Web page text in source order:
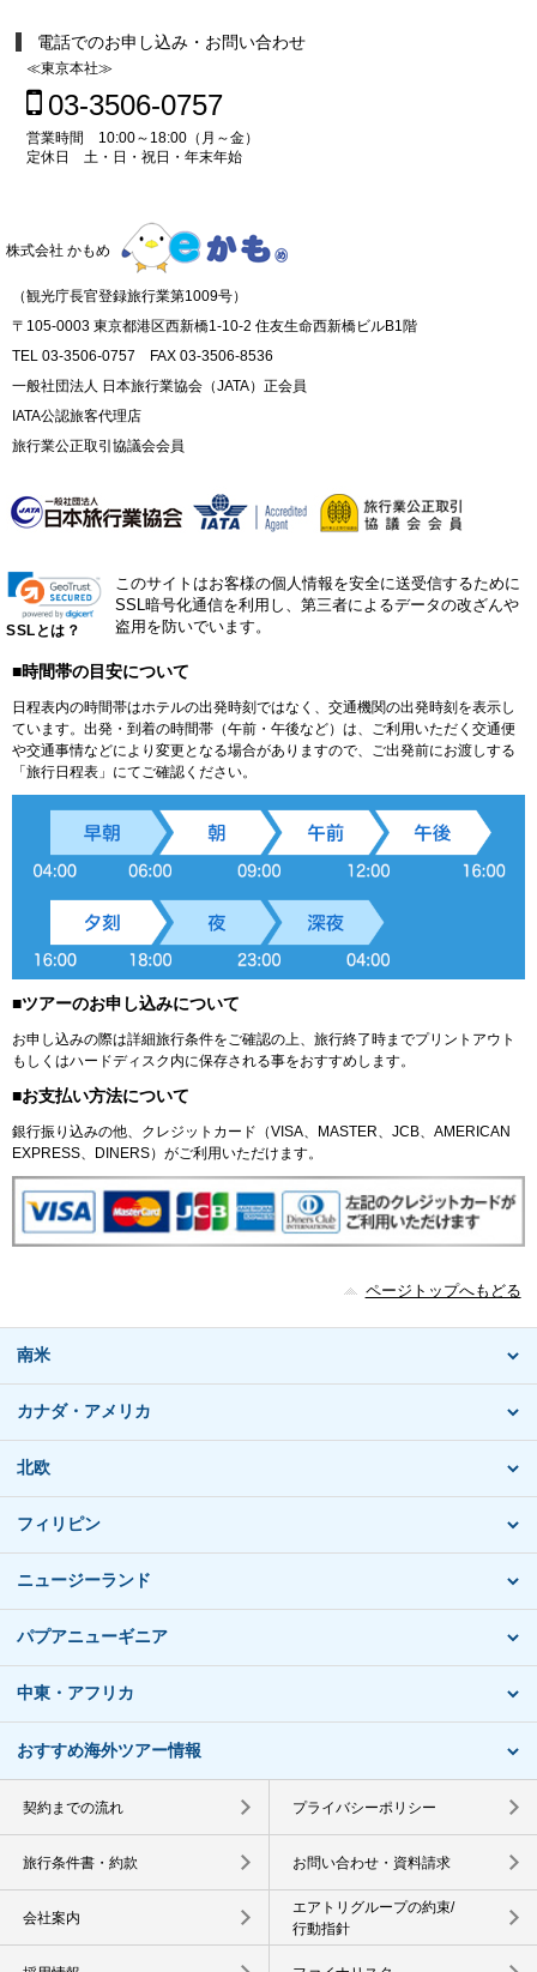
電話でのお申し込み・お問い合わせ
≪東京本社≫
03-3506-0757
営業時間 10:00～18:00（月～金）
定休日 土・日・祝日・年末年始
株式会社 かもめ
（観光庁長官登録旅行業第1009号）
〒105-0003 東京都港区西新橋1-10-2 住友生命西新橋ビルB1階
TEL 03-3506-0757 FAX 03-3506-8536
一般社団法人 日本旅行業協会（JATA）正会員
IATA公認旅客代理店
旅行業公正取引協議会会員
SSLとは？
このサイトはお客様の個人情報を安全に送受信するために
SSL暗号化通信を利用し、第三者によるデータの改ざんや
盗用を防いでいます。
■時間帯の目安について
日程表内の時間帯はホテルの出発時刻ではなく、交通機関の出発時刻を表示し
ています。出発・到着の時間帯（午前・午後など）は、ご利用いただく交通便
や交通事情などにより変更となる場合がありますので、ご出発前にお渡しする
「旅行日程表」にてご確認ください。
■ツアーのお申し込みについて
お申し込みの際は詳細旅行条件をご確認の上、旅行終了時までプリントアウト
もしくはハードディスク内に保存される事をおすすめします。
■お支払い方法について
銀行振り込みの他、クレジットカード（VISA、MASTER、JCB、AMERICAN
EXPRESS、DINERS）がご利用いただけます。
ページトップへもどる
南米
カナダ・アメリカ
北欧
フィリピン
ニュージーランド
パプアニューギニア
中東・アフリカ
おすすめ海外ツアー情報
契約までの流れ プライバシーポリシー
旅行条件書・約款 お問い合わせ・資料請求
会社案内
エアトリグループの約束/
行動指針